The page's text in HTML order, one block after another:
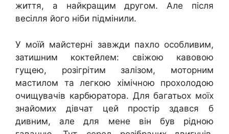
життя, а найкращим другом. Але після
весілля його ніби підмінили.
У моїй майстерні завжди пахло особливим,
затишним коктейлем: свіжою кавовою
гущею, розігрітим залізом, моторним
мастилом та легкою хімічною прохолодою
очищувачів карбюратора. Для багатьох моїх
знайомих дівчат цей простір здався б
дивним, але для мене він був рідною